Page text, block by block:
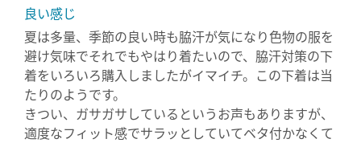
良い感じ
夏は多量、季節の良い時も脇汗が気になり色物の服を
避け気味でそれでもやはり着たいので、脇汗対策の下
着をいろいろ購入しましたがイマイチ。この下着は当
たりのようです。
きつい、ガサガサしているというお声もありますが、
適度なフィット感でサラッとしていてベタ付かなくて